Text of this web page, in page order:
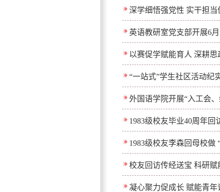
深学细悟强党性 实干担
英语教研室党支部开展6
以赛促学赋能育人 深耕
“一站式”学生社区活动纪
外国语学院开展“入工会
1983级校友毕业40周年回
1983级校友李森回母校做
校友回访传经送宝 科研
凝心聚力促成长 赋能青